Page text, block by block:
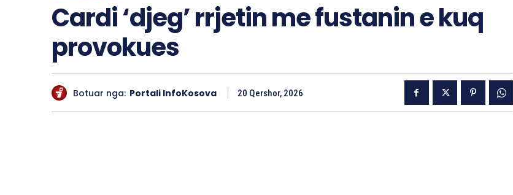
Cardi ‘djeg’ rrjetin me fustanin e kuq
provokues
Botuar nga: Portali InfoKosova 20 Qershor, 2026